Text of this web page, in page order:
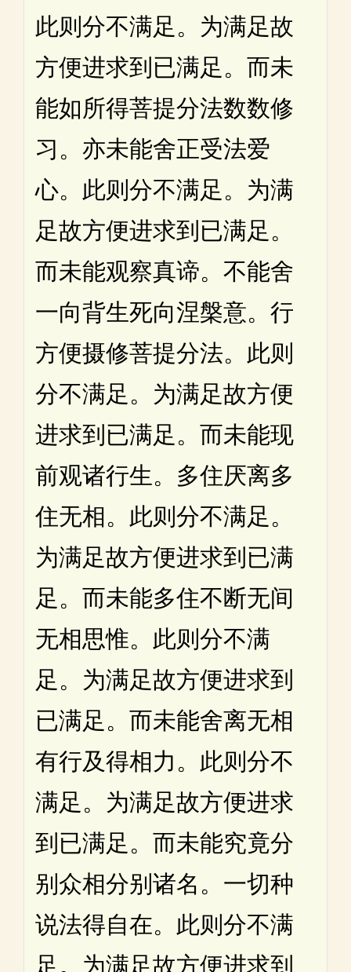
此则分不满足。为满足故
方便进求到已满足。而未
能如所得菩提分法数数修
习。亦未能舍正受法爱
心。此则分不满足。为满
足故方便进求到已满足。
而未能观察真谛。不能舍
一向背生死向涅槃意。行
方便摄修菩提分法。此则
分不满足。为满足故方便
进求到已满足。而未能现
前观诸行生。多住厌离多
住无相。此则分不满足。
为满足故方便进求到已满
足。而未能多住不断无间
无相思惟。此则分不满
足。为满足故方便进求到
已满足。而未能舍离无相
有行及得相力。此则分不
满足。为满足故方便进求
到已满足。而未能究竟分
别众相分别诸名。一切种
说法得自在。此则分不满
足。为满足故方便进求到